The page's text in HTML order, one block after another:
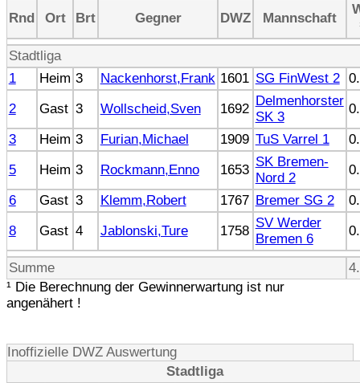
Rnd
Ort Brt Gegner DWZ Mannschaft
Stadtliga
1
Heim 3 Nackenhorst,Frank 1601 SG FinWest 2
2
Gast 3 Wollscheid,Sven 1692
Delmenhorster
SK 3
3
Heim 3 Furian,Michael 1909 TuS Varrel 1
5
Heim 3 Rockmann,Enno 1653
SK Bremen-
Nord 2
6
Gast 3 Klemm,Robert 1767 Bremer SG 2
8
Gast 4 Jablonski,Ture 1758
SV Werder
Bremen 6
Summe
¹ Die Berechnung der Gewinnerwartung ist nur
angenähert !
Inoffizielle DWZ Auswertung
Stadtliga